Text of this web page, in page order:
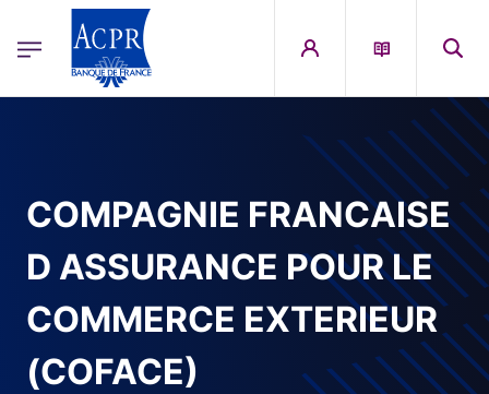
ACPR Menu Principal (French)
COMPAGNIE FRANCAISE
D ASSURANCE POUR LE
COMMERCE EXTERIEUR
(COFACE)